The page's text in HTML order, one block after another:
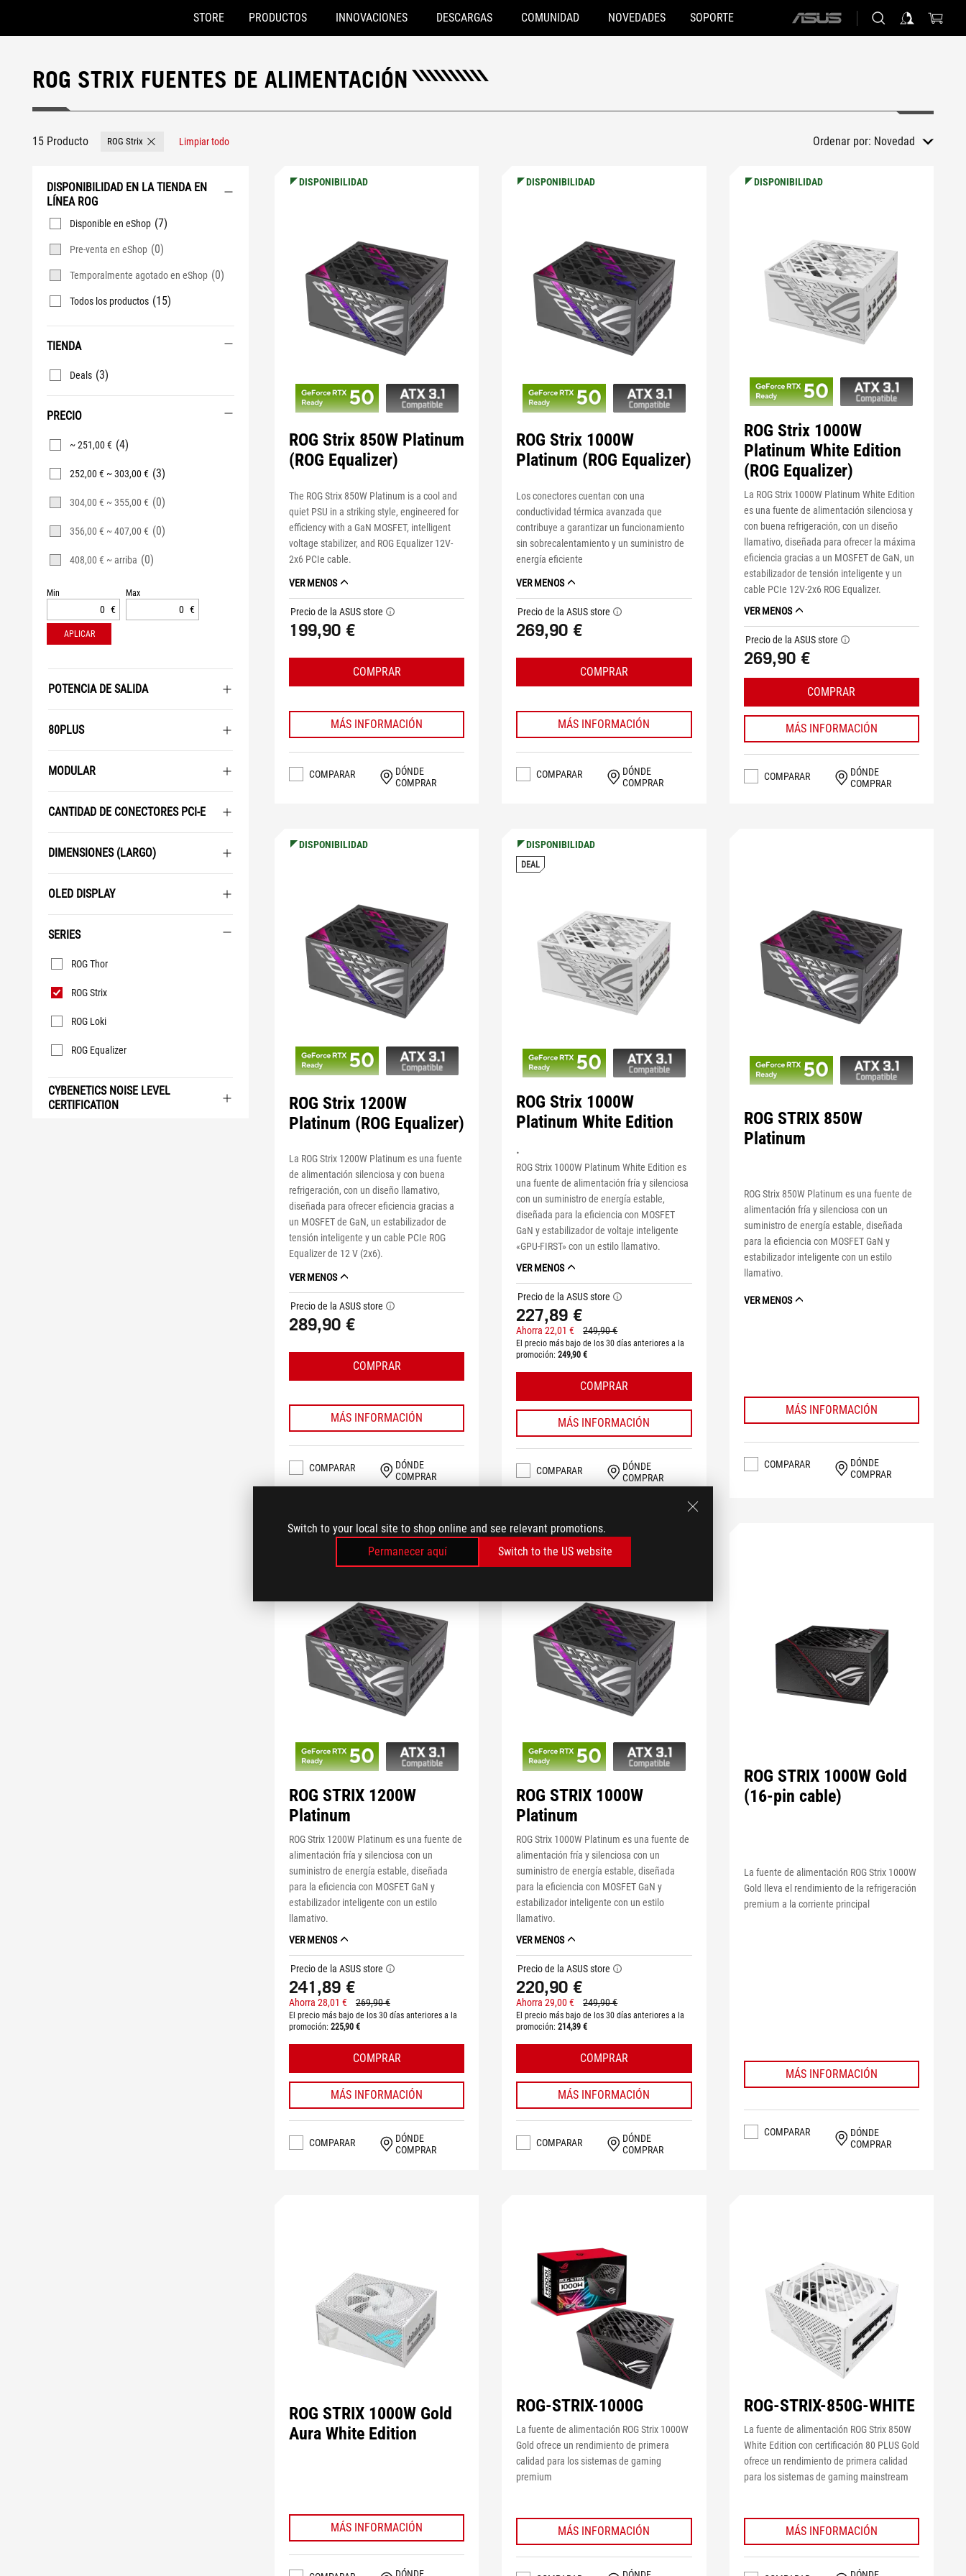
Switch to your local site to shop online and see relevant promotions.
Permanecer aquí
Switch to the US website
Accessibility links
STORE PRODUCTOS INNOVACIONES DESCARGAS COMUNIDAD NOVEDADES SOPORTE
ASUS
ROG STRIX FUENTES DE ALIMENTACIÓN
15 Producto ROG Strix Remove ROG Strix
Limpiar todo Ordenar por: Novedad
DISPONIBILIDAD EN LA TIENDA EN
LÍNEA ROG
Disponible en eShop (7)
Pre-venta en eShop (0)
Temporalmente agotado en eShop (0)
Todos los productos (15)
TIENDA
Deals (3)
PRECIO
~ 251,00 € (4)
252,00 € ~ 303,00 € (3)
304,00 € ~ 355,00 € (0)
356,00 € ~ 407,00 € (0)
408,00 € ~ arriba (0)
Min
€
Max
€
APLICAR
POTENCIA DE SALIDA
80PLUS
MODULAR
CANTIDAD DE CONECTORES PCI-E
DIMENSIONES (LARGO)
OLED DISPLAY
SERIES
Series
ROG Thor
ROG Strix
ROG Loki
ROG Equalizer
CYBENETICS NOISE LEVEL
CERTIFICATION
DISPONIBILIDAD
ROG Strix 850W Platinum
(ROG Equalizer)
The ROG Strix 850W Platinum is a cool and
quiet PSU in a striking style, engineered for
efficiency with a GaN MOSFET, intelligent
voltage stabilizer, and ROG Equalizer 12V-
2x6 PCIe cable.
VER MENOS
Precio de la ASUS store tooltip
199,90 €
COMPRAR
MÁS INFORMACIÓN
COMPARAR
DÓNDE
COMPRAR
DISPONIBILIDAD
ROG Strix 1000W
Platinum (ROG Equalizer)
Los conectores cuentan con una
conductividad térmica avanzada que
contribuye a garantizar un funcionamiento
sin sobrecalentamiento y un suministro de
energía eficiente
VER MENOS
Precio de la ASUS store tooltip
269,90 €
COMPRAR
MÁS INFORMACIÓN
COMPARAR
DÓNDE
COMPRAR
DISPONIBILIDAD
ROG Strix 1000W
Platinum White Edition
(ROG Equalizer)
La ROG Strix 1000W Platinum White Edition
es una fuente de alimentación silenciosa y
con buena refrigeración, con un diseño
llamativo, diseñada para ofrecer la máxima
eficiencia gracias a un MOSFET de GaN, un
estabilizador de tensión inteligente y un
cable PCIe 12V-2x6 ROG Equalizer.
VER MENOS
Precio de la ASUS store tooltip
269,90 €
COMPRAR
MÁS INFORMACIÓN
COMPARAR
DÓNDE
COMPRAR
DISPONIBILIDAD
ROG Strix 1200W
Platinum (ROG Equalizer)
La ROG Strix 1200W Platinum es una fuente
de alimentación silenciosa y con buena
refrigeración, con un diseño llamativo,
diseñada para ofrecer eficiencia gracias a
un MOSFET de GaN, un estabilizador de
tensión inteligente y un cable PCIe ROG
Equalizer de 12 V (2x6).
VER MENOS
Precio de la ASUS store tooltip
289,90 €
COMPRAR
MÁS INFORMACIÓN
COMPARAR
DÓNDE
COMPRAR
DISPONIBILIDAD
DEAL
ROG Strix 1000W
Platinum White Edition
.
ROG Strix 1000W Platinum White Edition es
una fuente de alimentación fría y silenciosa
con un suministro de energía estable,
diseñada para la eficiencia con MOSFET
GaN y estabilizador de voltaje inteligente
«GPU-FIRST» con un estilo llamativo.
VER MENOS
Precio de la ASUS store tooltip
227,89 €
Ahorra 22,01 € 249,90 €
El precio más bajo de los 30 días anteriores a la
promoción:249,90 €
COMPRAR
MÁS INFORMACIÓN
COMPARAR
DÓNDE
COMPRAR
ROG STRIX 850W
Platinum
ROG Strix 850W Platinum es una fuente de
alimentación fría y silenciosa con un
suministro de energía estable, diseñada
para la eficiencia con MOSFET GaN y
estabilizador inteligente con un estilo
llamativo.
VER MENOS
MÁS INFORMACIÓN
COMPARAR
DÓNDE
COMPRAR
DISPONIBILIDAD
ROG STRIX 1200W
Platinum
ROG Strix 1200W Platinum es una fuente de
alimentación fría y silenciosa con un
suministro de energía estable, diseñada
para la eficiencia con MOSFET GaN y
estabilizador inteligente con un estilo
llamativo.
VER MENOS
Precio de la ASUS store tooltip
241,89 €
Ahorra 28,01 € 269,90 €
El precio más bajo de los 30 días anteriores a la
promoción: 225,90 €
COMPRAR
MÁS INFORMACIÓN
COMPARAR
DÓNDE
COMPRAR
DISPONIBILIDAD
DEAL
ROG STRIX 1000W
Platinum
ROG Strix 1000W Platinum es una fuente de
alimentación fría y silenciosa con un
suministro de energía estable, diseñada
para la eficiencia con MOSFET GaN y
estabilizador inteligente con un estilo
llamativo.
VER MENOS
Precio de la ASUS store tooltip
220,90 €
Ahorra 29,00 € 249,90 €
El precio más bajo de los 30 días anteriores a la
promoción:214,39 €
COMPRAR
MÁS INFORMACIÓN
COMPARAR
DÓNDE
COMPRAR
ROG STRIX 1000W Gold
(16-pin cable)
La fuente de alimentación ROG Strix 1000W
Gold lleva el rendimiento de la refrigeración
premium a la corriente principal
MÁS INFORMACIÓN
COMPARAR
DÓNDE
COMPRAR
ROG STRIX 1000W Gold
Aura White Edition
MÁS INFORMACIÓN
ROG-STRIX-1000G
La fuente de alimentación ROG Strix 1000W
Gold ofrece un rendimiento de primera
calidad para los sistemas de gaming
premium
MÁS INFORMACIÓN
ROG-STRIX-850G-WHITE
La fuente de alimentación ROG Strix 850W
White Edition con certificación 80 PLUS Gold
ofrece un rendimiento de primera calidad
para los sistemas de gaming mainstream
MÁS INFORMACIÓN